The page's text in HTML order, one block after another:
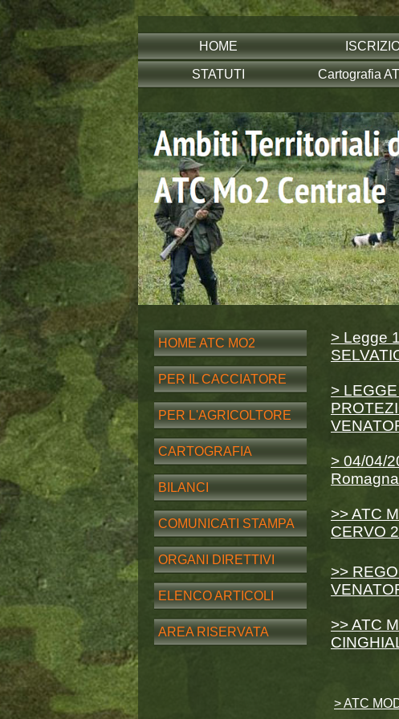
HOME
STATUTI Cartografia
HOME ATC MO2
PER IL CACCIATORE
PER L'AGRICOLTORE
CARTOGRAFIA
BILANCI
COMUNICATI STAMPA
ORGANI DIRETTIVI
ELENCO ARTICOLI
AREA RISERVATA
> Legge
>
> 04/04/
>> ATC
CERVO
>>
>> ATC
> ATC